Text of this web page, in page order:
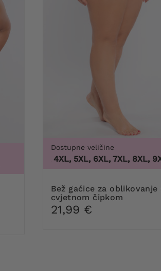
Dostupne veličine
3XL, 4XL, 5XL, 6XL, 7XL, 8XL, 9XL
Bež gaćice za oblikovanje s
cvjetnom čipkom
21,99 €